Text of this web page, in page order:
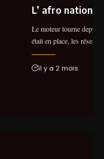
L’ afro nation
Le moteur tourne depuis
était en place, les
il y a 2 mois